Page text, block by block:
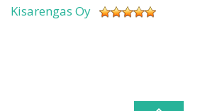
Kisarengas Oy